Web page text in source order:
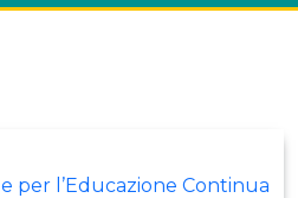
per l’Educazione Continua